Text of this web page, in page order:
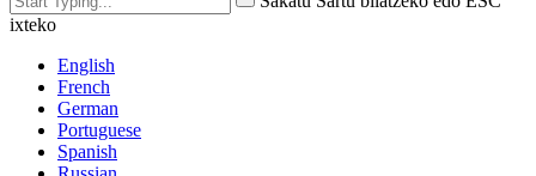
ixteko
English
French
German
Portuguese
Spanish